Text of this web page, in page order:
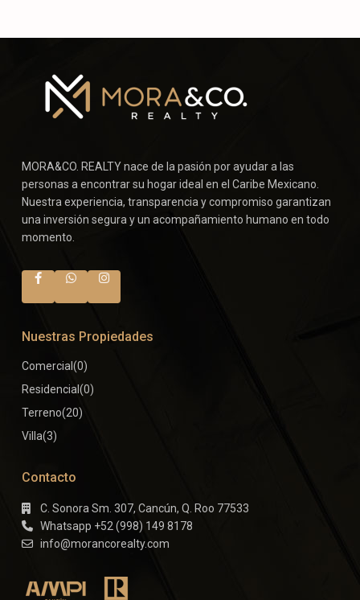
MORA&CO. REALTY nace de la pasión por ayudar a las
personas a encontrar su hogar ideal en el Caribe Mexicano.
Nuestra experiencia, transparencia y compromiso garantizan
una inversión segura y un acompañamiento humano en todo
momento.
Nuestras Propiedades
Comercial (0)
Residencial (0)
Terreno(20)
Villa(3)
Contacto
C. Sonora Sm. 307, Cancún, Q. Roo 77533
Whatsapp +52 (998) 149 8178
info@morancorealty.com